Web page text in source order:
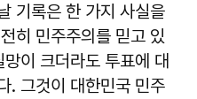
기록은 한 가지 사실을
히 민주주의를 믿고 있
이 크더라도 투표에 대
. 그것이 대한민국 민주